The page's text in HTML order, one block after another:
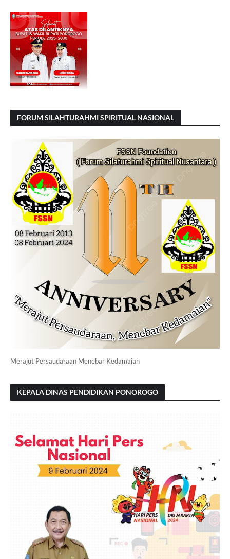
FORUM SILAHTURAHMI SPIRITUAL NASIONAL
Merajut Persaudaraan Menebar Kedamaian
KEPALA DINAS PENDIDIKAN PONOROGO